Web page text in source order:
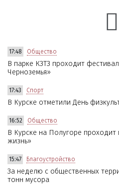
17:48 Общество
В парке КЗТЗ проходит
Черноземья»
17:43 Спорт
В Курске отметили День
16:52 Общество
В Курске на Полугоре
жизнь»
15:47 Благоустройство
За неделю с общественных
тонн мусора